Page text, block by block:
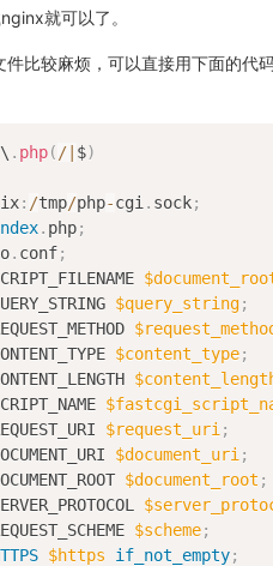
就可以了。
件比较麻烦，可以直接用下面的
\ . php( /| $)
: /tmp/php-cgi . sock;
. php;
. conf;
$query_string;
$content_type;
$request_uri ;
$document_uri ;
$document_root ;
$scheme;
$https if_not_empty;